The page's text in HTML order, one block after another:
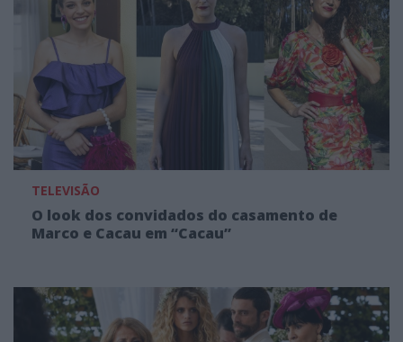
TELEVISÃO
O look dos convidados do casamento de
Marco e Cacau em “Cacau”